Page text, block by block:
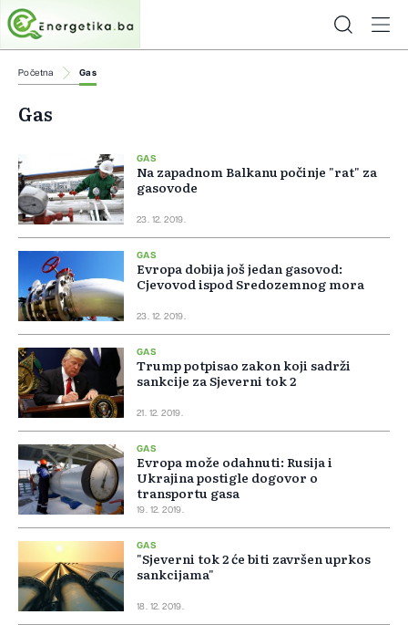
Početna Gas
Gas
GAS
Na zapadnom Balkanu počinje "rat" za
gasovode
23. 12. 2019.
GAS
Evropa dobija još jedan gasovod:
Cjevovod ispod Sredozemnog mora
23. 12. 2019.
GAS
Trump potpisao zakon koji sadrži
sankcije za Sjeverni tok 2
21. 12. 2019.
GAS
Evropa može odahnuti: Rusija i
Ukrajina postigle dogovor o
transportu gasa
19. 12. 2019.
GAS
"Sjeverni tok 2 će biti završen uprkos
sankcijama"
18. 12. 2019.